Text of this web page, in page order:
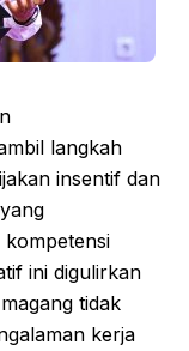
langkah
insentif dan
ini digulirkan
tidak
kerja